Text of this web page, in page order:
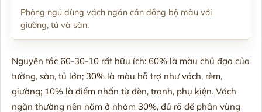
Phòng ngủ dùng vách ngăn cần đồng bộ màu với
giường, tủ và sàn.
Nguyên tắc 60-30-10 rất hữu ích: 60% là màu chủ đạo của
tường, sàn, tủ lớn; 30% là màu hỗ trợ như vách, rèm,
giường; 10% là điểm nhấn từ đèn, tranh, phụ kiện. Vách
ngăn thường nên nằm ở nhóm 30%, đủ rõ để phân vùng